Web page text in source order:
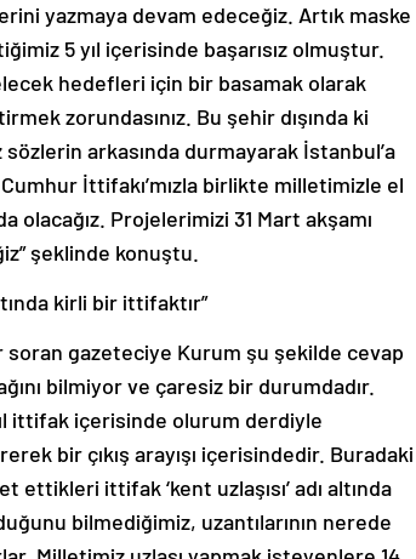
yazmaya devam edeceğiz. Artık maske
5 yıl içerisinde başarısız olmuştur.
hedefleri için bir basamak olarak
zorundasınız. Bu şehir dışında ki
arkasında durmayarak İstanbul’a
İttifakı’mızla birlikte milletimizle el
olacağız. Projelerimizi 31 Mart akşamı
şeklinde konuştu.
kirli bir ittifaktır”
soran gazeteciye Kurum şu şekilde cevap
bilmiyor ve çaresiz bir durumdadır.
ittifak içerisinde olurum derdiyle
bir çıkış arayışı içerisindedir. Buradaki
ittifak ‘kent uzlaşısı’ adı altında
bilmediğimiz, uzantılarının nerede